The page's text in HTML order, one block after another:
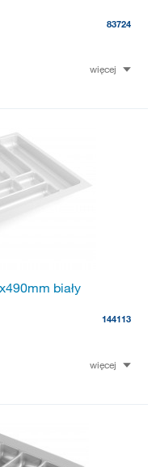
83724
więcej
biały
144113
więcej